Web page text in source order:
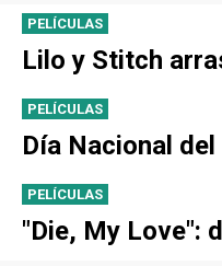
PELÍCULAS
Lilo y Stitch
PELÍCULAS
Día Nacional
PELÍCULAS
"Die, My Love":